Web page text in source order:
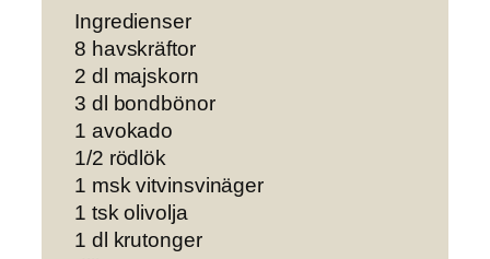
Ingredienser
8 havskräftor
2 dl majskorn
3 dl bondbönor
1 avokado
1/2 rödlök
1 msk vitvinsvinäger
1 tsk olivolja
1 dl krutonger